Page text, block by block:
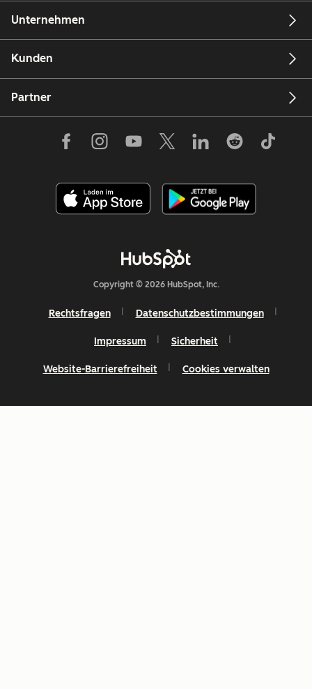
Unternehmen
Kunden
Partner
Copyright © 2026 HubSpot, Inc.
Rechtsfragen Datenschutzbestimmungen
Impressum Sicherheit
Website-Barrierefreiheit Cookies verwalten